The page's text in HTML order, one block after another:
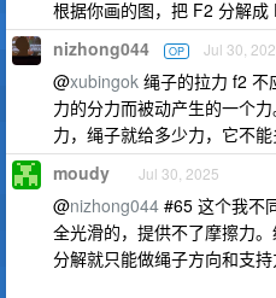
根据你画的图，把 F2 分解成
nizhong044 OP Jul 30,
@xubingok 绳子的拉力 f2 不
力的分力而被动产生的一个
力，绳子就给多少力，它不能
moudy Jul 30, 2025
@nizhong044 #65 这个我不
全光滑的，提供不了摩擦力
分解就只能做绳子方向和支持